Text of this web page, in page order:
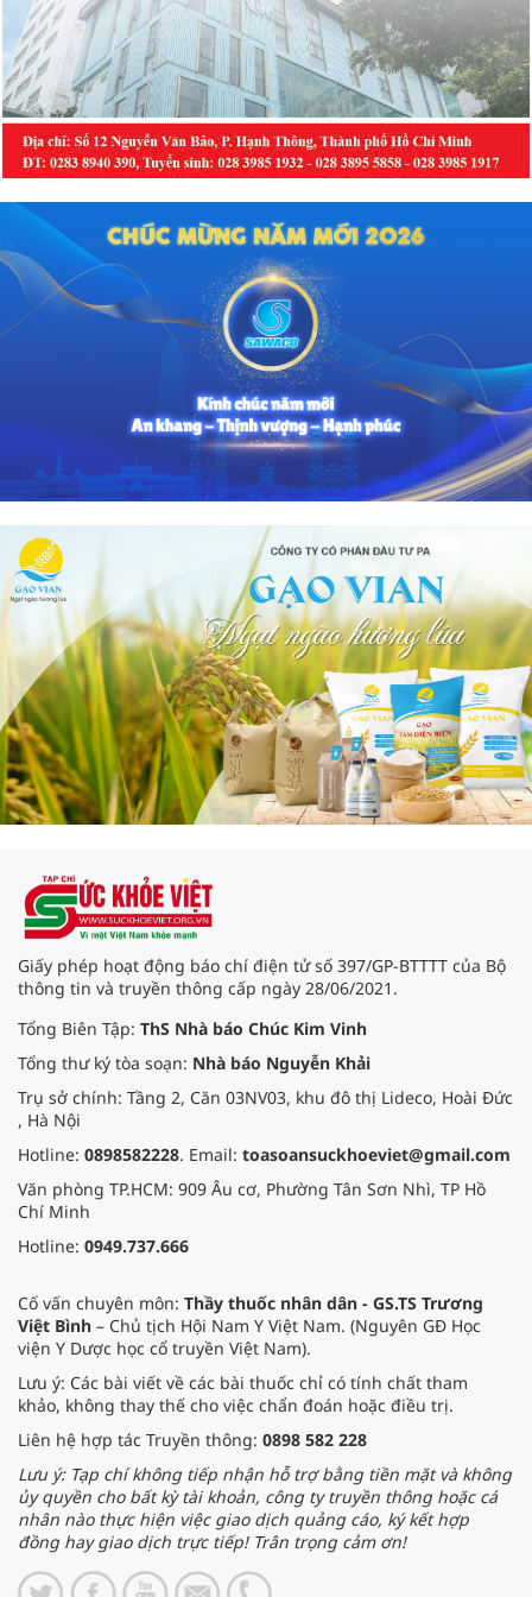
Giấy phép hoạt động báo chí điện tử số 397/GP-BTTTT của Bộ
thông tin và truyền thông cấp ngày 28/06/2021.
Tổng Biên Tập: ThS Nhà báo Chúc Kim Vinh
Tổng thư ký tòa soạn: Nhà báo Nguyễn Khải
Trụ sở chính: Tầng 2, Căn 03NV03, khu đô thị Lideco, Hoài Đức
, Hà Nội
Hotline: 0898582228. Email: toasoansuckhoeviet@gmail.com
Văn phòng TP.HCM: 909 Âu cơ, Phường Tân Sơn Nhì, TP Hồ
Chí Minh
Hotline: 0949.737.666
Cố vấn chuyên môn: Thầy thuốc nhân dân - GS.TS Trương
Việt Bình – Chủ tịch Hội Nam Y Việt Nam. (Nguyên GĐ Học
viện Y Dược học cổ truyền Việt Nam).
Lưu ý: Các bài viết về các bài thuốc chỉ có tính chất tham
khảo, không thay thế cho việc chẩn đoán hoặc điều trị.
Liên hệ hợp tác Truyền thông: 0898 582 228
Lưu ý: Tạp chí không tiếp nhận hỗ trợ bằng tiền mặt và không
ủy quyền cho bất kỳ tài khoản, công ty truyền thông hoặc cá
nhân nào thực hiện việc giao dịch quảng cáo, ký kết hợp
đồng hay giao dịch trực tiếp! Trân trọng cảm ơn!